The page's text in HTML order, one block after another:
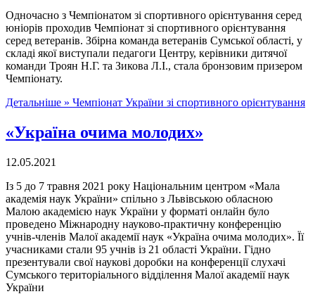
Одночасно з Чемпіонатом зі спортивного орієнтування серед
юніорів проходив Чемпіонат зі спортивного орієнтування
серед ветеранів. Збірна команда ветеранів Сумської області, у
складі якої виступали педагоги Центру, керівники дитячої
команди Троян Н.Г. та Зикова Л.І., стала бронзовим призером
Чемпіонату.
Детальніше » Чемпіонат України зі спортивного орієнтування
«Україна очима молодих»
12.05.2021
Із 5 до 7 травня 2021 року Національним центром «Мала
академія наук України» спільно з Львівською обласною
Малою академією наук України у форматі онлайн було
проведено Міжнародну науково-практичну конференцію
учнів-членів Малої академії наук «Україна очима молодих». Її
учасниками стали 95 учнів із 21 області України. Гідно
презентували свої наукові доробки на конференції слухачі
Сумського територіального відділення Малої академії наук
України